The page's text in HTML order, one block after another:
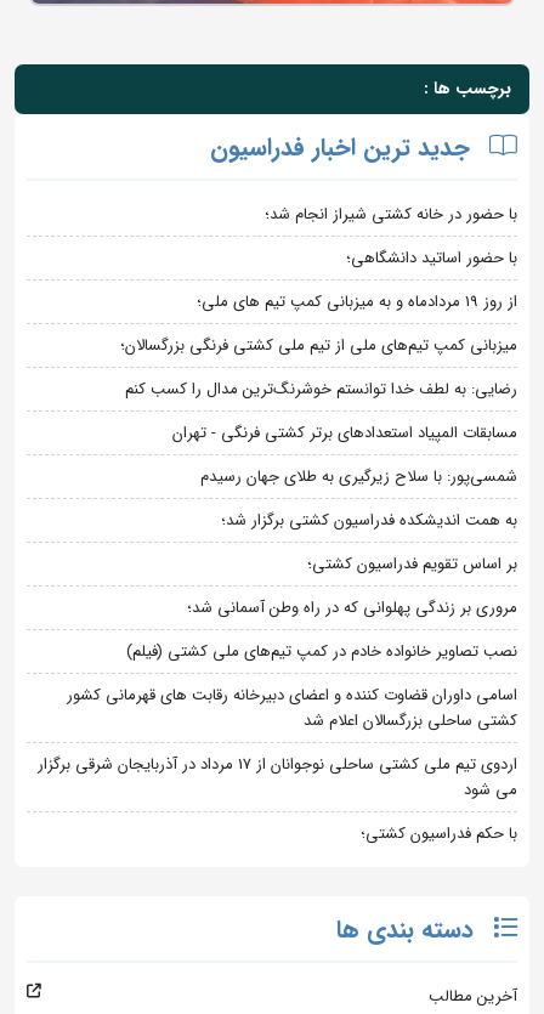
برچسب ها :
جدید ترین اخبار فدراسیون
با حضور در خانه کشتی شیراز انجام شد؛
با حضور اساتید دانشگاهی؛
از روز 19 مردادماه و به میزبانی کمپ تیم های ملی؛
میزبانی کمپ تیم‌های ملی از تیم ملی کشتی فرنگی بزرگسالان؛
رضایی: به لطف خدا توانستم خوشرنگ‌ترین مدال را کسب کنم
مسابقات المپیاد استعدادهای برتر کشتی فرنگی - تهران
شمسی‌پور: با سلاح زیرگیری به طلای جهان رسیدم
به همت اندیشکده فدراسیون کشتی برگزار شد؛
بر اساس تقویم فدراسیون کشتی؛
مروری بر زندگی پهلوانی که در راه وطن آسمانی شد؛
نصب تصاویر خانواده خادم در کمپ تیم‌های ملی کشتی (فیلم)
اسامی داوران قضاوت کننده و اعضای دبیرخانه رقابت های قهرمانی کشور
کشتی ساحلی بزرگسالان اعلام شد
اردوی تیم ملی کشتی ساحلی نوجوانان از 17 مرداد در آذربایجان شرقی برگزار
می شود
با حکم فدراسیون کشتی؛
دسته بندی ها
آخرین مطالب